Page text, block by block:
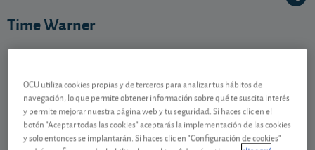
Time Warner
Contenido reservado a SOCIOS
Gestiona tu dinero con visión
OCU utiliza cookies propias y de terceros para analizar tus hábitos de
navegación, lo que permite obtener información sobre qué te suscita interés
y permite mejorar nuestra página web y tu seguridad. Si haces clic en el
botón "Aceptar todas las cookies" aceptarás la implementación de las cookies
y solo entonces se implantarán. Si haces clic en "Configuración de cookies"